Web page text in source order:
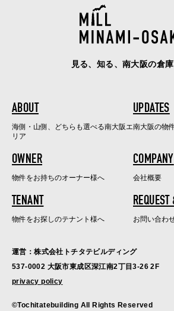
見る、知る、南大阪の倉
ABOUT
海側・山側、どちらも選べる南大阪エ
リア
UPDATES
南大阪の物
OWNER
物件をお持ちのオーナー様へ
COMPANY
会社概要
TENANT
物件をお探しのテナント様へ
REQUEST
お問い合わ
運営：株式会社トチタテビルディング
537-0002 大阪市東成区深江南2丁目3-26 2F
privacy policy
©Tochitatebuilding All Rights Reserved